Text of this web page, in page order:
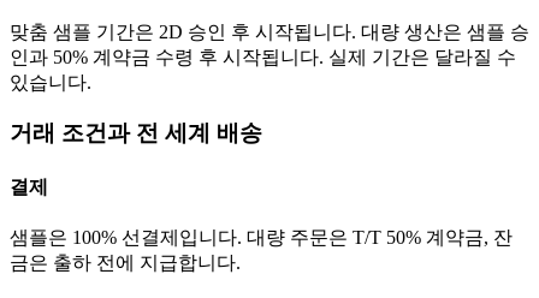
맞춤 샘플 기간은 2D 승인 후 시작됩니다. 대량 생산은 샘플 승
인과 50% 계약금 수령 후 시작됩니다. 실제 기간은 달라질 수
있습니다.
거래 조건과 전 세계 배송
결제
샘플은 100% 선결제입니다. 대량 주문은 T/T 50% 계약금, 잔
금은 출하 전에 지급합니다.